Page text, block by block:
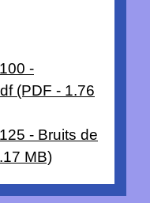
-
(PDF - 1.76
- Bruits de
MB)